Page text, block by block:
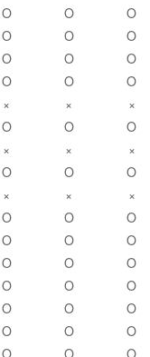
O O
O
O O
O
O O
O
O O
O
× ×
×
O O
O
× ×
×
O O
O
× ×
×
O O
O
O O
O
O O
O
O O
O
O O
O
O O
O
O O
O